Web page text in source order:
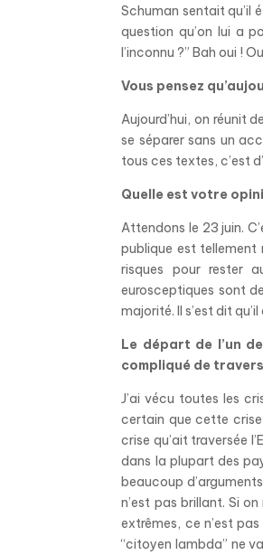
Schuman sentait qu’il
question qu’on lui a
l’inconnu ?” Bah oui !
Vous pensez
Aujourd’hui, on réunit
se séparer sans un
tous ces textes, c’est
Quelle est votre
Attendons le 23 juin.
publique est tellement
risques pour rester
eurosceptiques sont
majorité. Il s’est dit
Le départ de l’un
compliqué de
J’ai vécu toutes les
certain que cette crise
crise qu’ait traversée
dans la plupart des
beaucoup
n’est pas brillant. Si
extrêmes, ce n’est
“citoyen lambda” ne